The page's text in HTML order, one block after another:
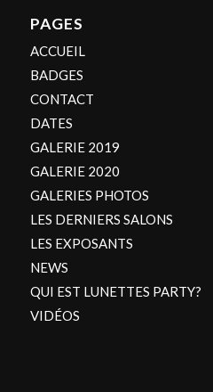
PAGES
ACCUEIL
BADGES
CONTACT
DATES
GALERIE 2019
GALERIE 2020
GALERIES PHOTOS
LES DERNIERS SALONS
LES EXPOSANTS
NEWS
QUI EST LUNETTES PARTY?
VIDÉOS